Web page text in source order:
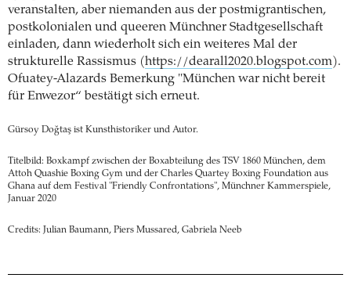
veranstalten, aber niemanden aus der postmigrantischen,
postkolonialen und queeren Münchner Stadtgesellschaft
einladen, dann wiederholt sich ein weiteres Mal der
strukturelle Rassismus (https://dearall2020.blogspot.com).
Ofuatey-Alazards Bemerkung "München war nicht bereit
für Enwezor“ bestätigt sich erneut.
Gürsoy Doğtaş ist Kunsthistoriker und Autor.
Titelbild: Boxkampf zwischen der Boxabteilung des TSV 1860 München, dem
Attoh Quashie Boxing Gym und der Charles Quartey Boxing Foundation aus
Ghana auf dem Festival "Friendly Confrontations", Münchner Kammerspiele,
Januar 2020
Credits: Julian Baumann, Piers Mussared, Gabriela Neeb